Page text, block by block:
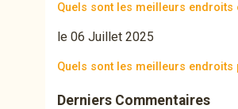
Quels sont les meilleurs endroits
le 06 Juillet 2025
Quels sont les meilleurs endroits
Derniers Commentaires